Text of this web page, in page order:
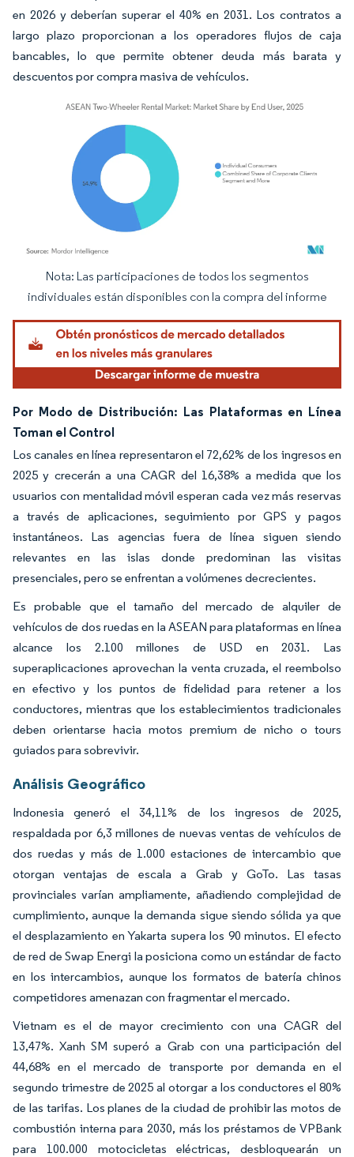
en 2026 y deberían superar el 40% en 2031. Los contratos a
largo plazo proporcionan a los operadores flujos de caja
bancables, lo que permite obtener deuda más barata y
descuentos por compra masiva de vehículos.
Imagen © Mordor Intelligence. El uso requiere atribución según CC BY 4.0.
Nota: Las participaciones de todos los segmentos
individuales están disponibles con la compra del informe
Por Modo de Distribución: Las Plataformas en Línea
Toman el Control
Los canales en línea representaron el 72,62% de los ingresos en
2025 y crecerán a una CAGR del 16,38% a medida que los
usuarios con mentalidad móvil esperan cada vez más reservas
a través de aplicaciones, seguimiento por GPS y pagos
instantáneos. Las agencias fuera de línea siguen siendo
relevantes en las islas donde predominan las visitas
presenciales, pero se enfrentan a volúmenes decrecientes.
Es probable que el tamaño del mercado de alquiler de
vehículos de dos ruedas en la ASEAN para plataformas en línea
alcance los 2.100 millones de USD en 2031. Las
superaplicaciones aprovechan la venta cruzada, el reembolso
en efectivo y los puntos de fidelidad para retener a los
conductores, mientras que los establecimientos tradicionales
deben orientarse hacia motos premium de nicho o tours
guiados para sobrevivir.
Análisis Geográfico
Indonesia generó el 34,11% de los ingresos de 2025,
respaldada por 6,3 millones de nuevas ventas de vehículos de
dos ruedas y más de 1.000 estaciones de intercambio que
otorgan ventajas de escala a Grab y GoTo. Las tasas
provinciales varían ampliamente, añadiendo complejidad de
cumplimiento, aunque la demanda sigue siendo sólida ya que
el desplazamiento en Yakarta supera los 90 minutos. El efecto
de red de Swap Energi la posiciona como un estándar de facto
en los intercambios, aunque los formatos de batería chinos
competidores amenazan con fragmentar el mercado.
Vietnam es el de mayor crecimiento con una CAGR del
13,47%. Xanh SM superó a Grab con una participación del
44,68% en el mercado de transporte por demanda en el
segundo trimestre de 2025 al otorgar a los conductores el 80%
de las tarifas. Los planes de la ciudad de prohibir las motos de
combustión interna para 2030, más los préstamos de VPBank
para 100.000 motocicletas eléctricas, desbloquearán un